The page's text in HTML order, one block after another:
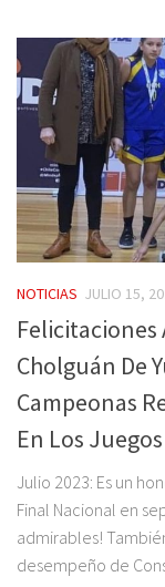
NOTICIAS JULIO 15,
Felicitaciones
Cholguán De
Campeonas
En Los
Julio 2023: Es un
Final Nacional en
admirables!
desempeño de